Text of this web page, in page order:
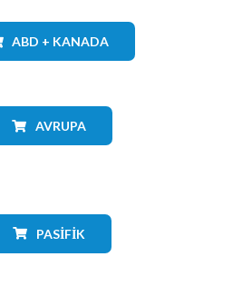
ABD + KANADA
AVRUPA
PASIFIK